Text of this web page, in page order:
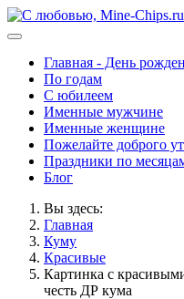
Главная - День
По годам
С юбилеем
Именные мужчине
Именные женщине
Пожелайте доброго
Праздники по
Блог
Вы здесь:
Главная
Куму
Красивые
Картинка с
честь ДР кума